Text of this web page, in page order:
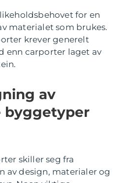
for en
materialet som brukes.
krever generelt
enn carporter laget av
av
byggetyper
skiller seg fra
av design, materialer og